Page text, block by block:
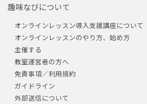
趣味なびについて
オンラインレッスン導入支援講座について
オンラインレッスンのやり方、始め方
主催する
教室運営者の方へ
免責事項／利用規約
ガイドライン
外部送信について